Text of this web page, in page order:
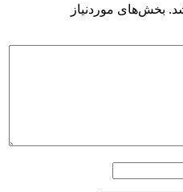
بخش‌های موردنیاز